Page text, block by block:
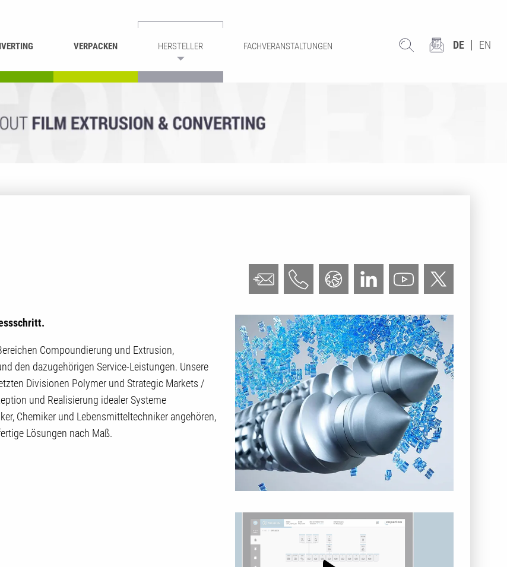
VERPACKEN HERSTELLER FACHVERANSTALTUNGEN DE EN
Compoundierung und Extrusion,
den dazugehörigen Service-Leistungen. Unsere
Divisionen Polymer und Strategic Markets /
und Realisierung idealer Systeme
Chemiker und Lebensmitteltechniker angehören,
Lösungen nach Maß.